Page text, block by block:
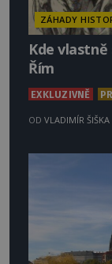
ZÁHADY
Kde
Řím
EXKLUZIVNĚ
OD VLADIMÍR ŠIŠKA